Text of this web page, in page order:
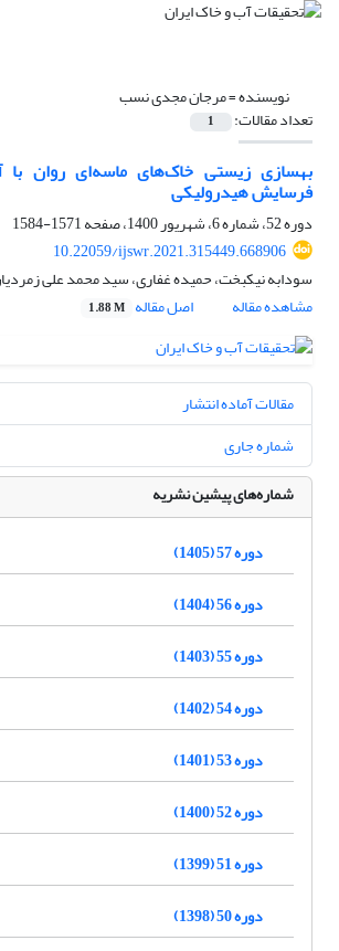
نویسنده =مرجان مجدی نسب
تعداد مقالات: 1
بهسازی زیستی خاک‌های ماسه‌ای روان با
فرسایش هیدرولیکی
دوره 52، شماره 6، شهریور 1400، صفحه
1571-1584
10.22059/ijswr.2021.315449.668906
سودابه نیکبخت، حمیده غفاری، سید محمد علی
مشاهده مقاله
اصل مقاله 1.88 M
مقالات آماده انتشار
شماره جاری
شماره‌های پیشین نشریه
دوره 57 (1405)
دوره 56 (1404)
دوره 55 (1403)
دوره 54 (1402)
دوره 53 (1401)
دوره 52 (1400)
دوره 51 (1399)
دوره 50 (1398)